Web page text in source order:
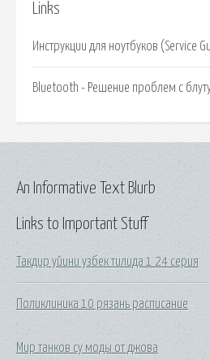
Links
Инструкции для ноутбуков (Service
Bluetooth - Решение проблем с
Links to Important Stuff
Такдир уйини узбек тилида 1 24 серия
Поликлиника 10 рязань расписание
Мир танков су моды от джова
An Informative Text Blurb